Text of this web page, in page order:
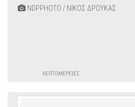
NDPPHOTO / ΝΙΚΟΣ ΔΡΟΥΚΑΣ
ΛΕΠΤΟΜΈΡΕΙΕΣ